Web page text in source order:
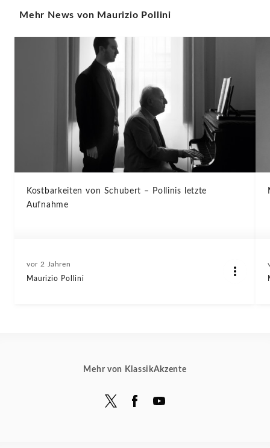
Mehr News von Maurizio Pollini
Kostbarkeiten von Schubert – Pollinis letzte
Aufnahme
vor 2 Jahren
Maurizio Pollini
Mehr von KlassikAkzente